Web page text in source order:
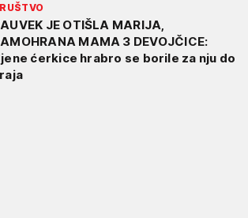
JE OTIŠLA MARIJA,
MAMA 3 DEVOJČICE:
ćerkice hrabro se borile za nju do